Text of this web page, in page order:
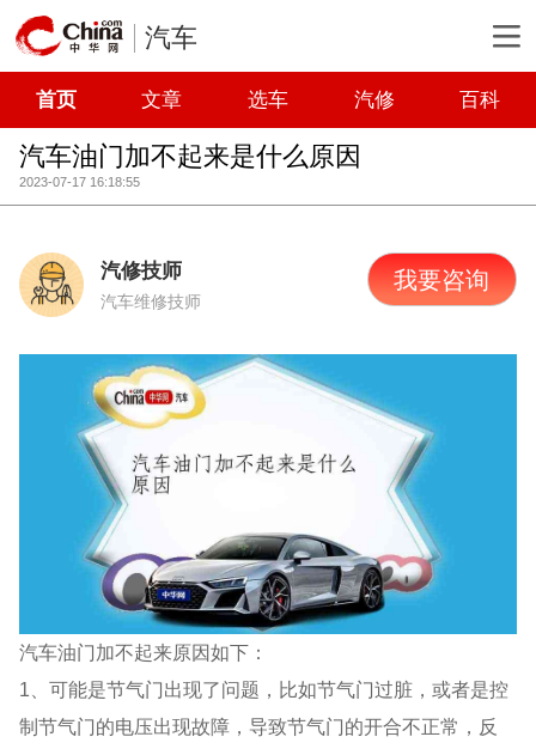
汽车
首页 文章 选车 汽修 百科
汽车油门加不起来是什么原因
2023-07-17 16:18:55
汽修技师
汽车维修技师
我要咨询
汽车油门加不起来原因如下：
1、可能是节气门出现了问题，比如节气门过脏，或者是控
制节气门的电压出现故障，导致节气门的开合不正常，反